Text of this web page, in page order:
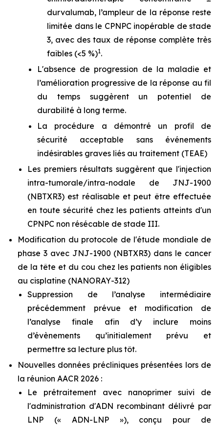
durvalumab, l’ampleur de la réponse reste
limitée dans le CPNPC inopérable de stade
3, avec des taux de réponse complète très
faibles (<5 %)1.
L'absence de progression de la maladie et
l’amélioration progressive de la réponse au fil
du temps suggèrent un potentiel de
durabilité à long terme.
La procédure a démontré un profil de
sécurité acceptable sans événements
indésirables graves liés au traitement (TEAE)
Les premiers résultats suggèrent que l'injection
intra-tumorale/intra-nodale de JNJ-1900
(NBTXR3) est réalisable et peut être effectuée
en toute sécurité chez les patients atteints d'un
CPNPC non résécable de stade III.
Modification du protocole de l'étude mondiale de
phase 3 avec JNJ-1900 (NBTXR3) dans le cancer
de la tête et du cou chez les patients non éligibles
au cisplatine (NANORAY-312)
Suppression de l’analyse intermédiaire
précédemment prévue et modification de
l’analyse finale afin d’y inclure moins
d’évènements qu’initialement prévu et
permettre sa lecture plus tôt.
Nouvelles données précliniques présentées lors de
la réunion AACR 2026 :
Le prétraitement avec nanoprimer suivi de
l'administration d'ADN recombinant délivré par
LNP (« ADN-LNP »), conçu pour de